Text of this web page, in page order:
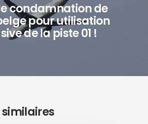
condamnation de
pour utilisation
de la piste 01 !